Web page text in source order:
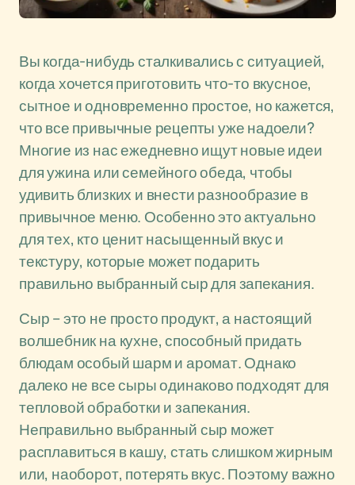
Вы когда-нибудь сталкивались с ситуацией,
когда хочется приготовить что-то вкусное,
сытное и одновременно простое, но кажется,
что все привычные рецепты уже надоели?
Многие из нас ежедневно ищут новые идеи
для ужина или семейного обеда, чтобы
удивить близких и внести разнообразие в
привычное меню. Особенно это актуально
для тех, кто ценит насыщенный вкус и
текстуру, которые может подарить
правильно выбранный сыр для запекания.
Сыр – это не просто продукт, а настоящий
волшебник на кухне, способный придать
блюдам особый шарм и аромат. Однако
далеко не все сыры одинаково подходят для
тепловой обработки и запекания.
Неправильно выбранный сыр может
расплавиться в кашу, стать слишком жирным
или, наоборот, потерять вкус. Поэтому важно